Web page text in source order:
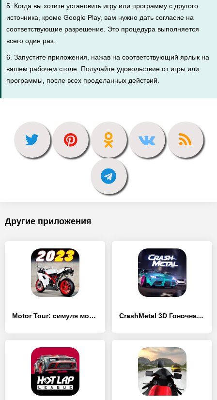
5. Когда вы хотите установить игру или программу с другого
источника, кроме Google Play, вам нужно дать согласие на
соответствующие разрешение. Это процедура выполняется
всего один раз.
6. Запустите приложения, нажав на соответствующий ярлык на
вашем рабочем столе. Получайте удовольствие от игры или
программы, после всех проделанных действий.
Другие приложения
Motor Tour: симуля мотоцикла - [MOD Бесконечные монеты] CrashMetal 3D Гоночная Игра - [MOD Бесконечные монеты]